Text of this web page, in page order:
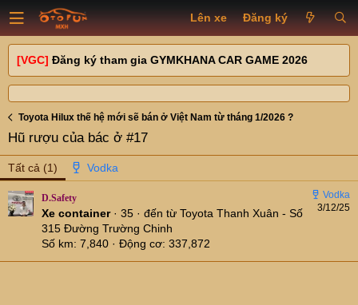
Lên xe Đăng ký
[VGC] Đăng ký tham gia GYMKHANA CAR GAME 2026
Toyota Hilux thế hệ mới sẽ bán ở Việt Nam từ tháng 1/2026 ?
Hũ rượu của bác ở #17
Tất cả (1)
3/12/25
D.Safety
Xe container · 35 · đến từ Toyota Thanh Xuân - Số
315 Đường Trường Chinh
Số km 7,840 Động cơ 337,872